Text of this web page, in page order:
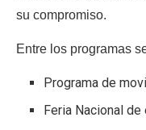
su compromiso.
Entre los programas
Programa de
Feria Nacional de